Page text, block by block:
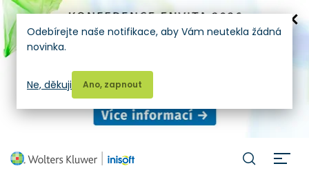
Odebírejte naše notifikace, aby Vám neutekla žádná
novinka.
Ano, zapnout
Ne, děkuji